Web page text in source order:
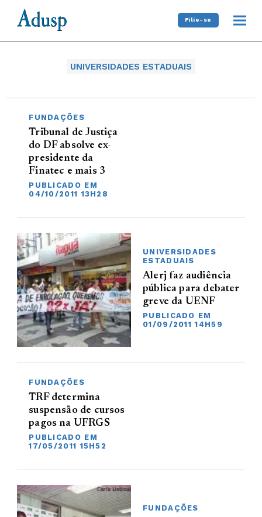
Filie-se
UNIVERSIDADES ESTADUAIS
FUNDAÇÕES
Tribunal de Justiça
do DF absolve ex-
presidente da
Finatec e mais 3
PUBLICADO EM
04/10/2011 13H28
UNIVERSIDADES
ESTADUAIS
Alerj faz audiência
pública para debater
greve da UENF
PUBLICADO EM
01/09/2011 14H59
FUNDAÇÕES
TRF determina
suspensão de cursos
pagos na UFRGS
PUBLICADO EM
17/05/2011 15H52
FUNDAÇÕES